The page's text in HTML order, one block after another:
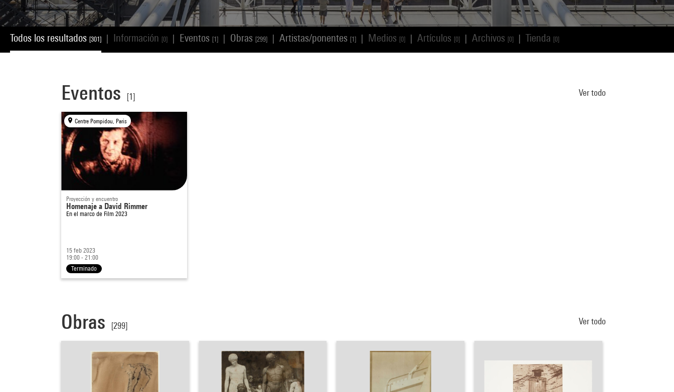
Todos los resultados [301] Información [0] Eventos [1] Obras [299] Artistas/ponentes [1] Medios [0] Artículos [0] Archivos [0] Tienda [0]
Eventos [1] Ver todo
Centre Pompidou, Paris
Proyección y encuentro
Homenaje a David Rimmer
En el marco de Film 2023
15 feb 2023
19:00 - 21:00
Terminado
Obras [299] Ver todo